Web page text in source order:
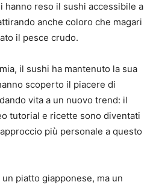
hanno reso il sushi accessibile a
anche coloro che magari
il pesce crudo.
il sushi ha mantenuto la sua
scoperto il piacere di
vita a un nuovo trend: il
tutorial e ricette sono diventati
più personale a questo
piatto giapponese, ma un